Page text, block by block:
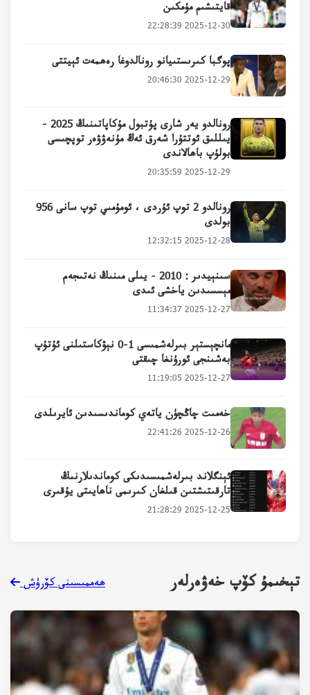
قايتىشىم مۇمكىن
2025-12-30 22:28:39
پوگبا كىرىستىيانو رونالدوغا رەھمەت ئېيتتى
2025-12-29 20:46:30
رونالدو يەر شارى پۇتبول مۇكاپاتىنىڭ 2025 -
يىللىق ئوتتۇرا شەرق ئەڭ مۇنەۋۋەر توپچىسى
بولۇپ باھالاندى
2025-12-29 20:35:59
رونالدو 2 توپ ئۇردى ، ئومۇمىي توپ سانى 956
بولدى
2025-12-28 12:32:15
سىنېيدىر : 2010 - يىلى مىنىڭ نەتىجەم
مېسسىدىن ياخشى ئىدى
2025-12-27 11:34:37
مانچېستېر بىرلەشمىسى 1-0 نېۋكاستىلنى ئۇتۇپ
بەشىنجى ئورۇنغا چىقتى
2025-12-27 11:19:05
خەمىت چاڭچۈن ياتەي كوماندىسىدىن ئايرىلدى
2025-12-26 22:41:26
ئېنگلاند بىرلەشمىسىدىكى كوماندىلارنىڭ
تارقىتىشتىن قىلغان كىرىمى ناھايىتى يۇقىرى
2025-12-25 21:28:29
تېخىمۇ كۆپ خەۋەرلەر ھەممىسىنى كۆرۈش